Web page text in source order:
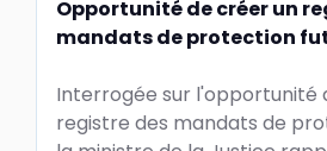
Opportunité de créer un
mandats de protection
Interrogée sur l'opportunité
registre des mandats de